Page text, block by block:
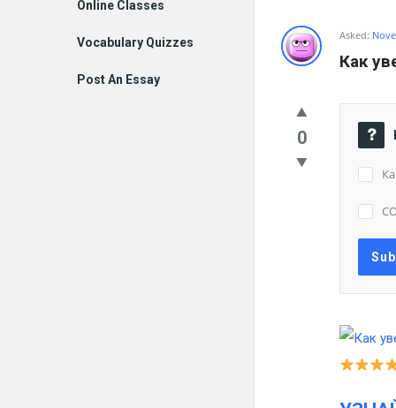
Asked:
Как
0
Online Classes
Vocabulary Quizzes
Post An Essay